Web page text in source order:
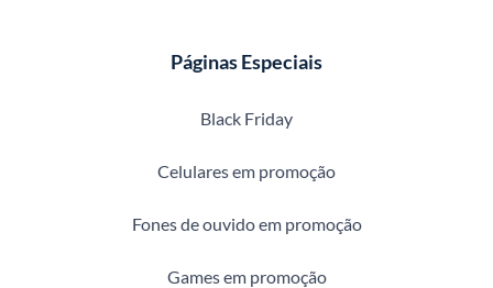
Páginas Especiais
Black Friday
Celulares em promoção
Fones de ouvido em promoção
Games em promoção